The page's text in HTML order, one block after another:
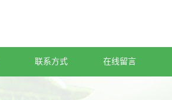
联系方式 在线留言